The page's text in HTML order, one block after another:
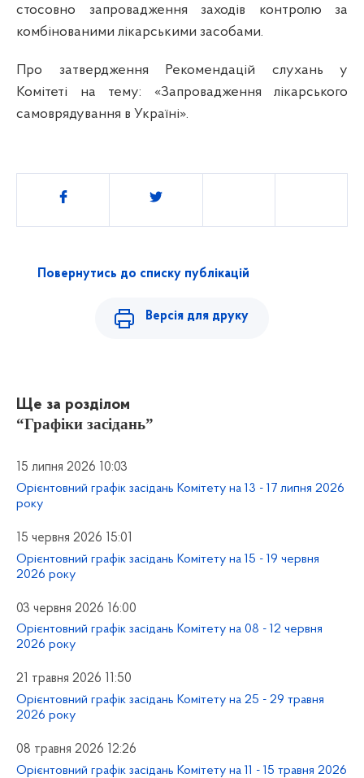
стосовно запровадження заходів контролю за
комбінованими лікарськими засобами.
Про затвердження Рекомендацій слухань у
Комітеті на тему: «Запровадження лікарського
самоврядування в Україні».
Поділитись
Повернутись до списку публікацій
Версія для друку
Ще за розділом
“Графіки засідань”
15 липня 2026 10:03
Орієнтовний графік засідань Комітету на 13 - 17 липня 2026
року
15 червня 2026 15:01
Орієнтовний графік засідань Комітету на 15 - 19 червня
2026 року
03 червня 2026 16:00
Орієнтовний графік засідань Комітету на 08 - 12 червня
2026 року
21 травня 2026 11:50
Орієнтовний графік засідань Комітету на 25 - 29 травня
2026 року
08 травня 2026 12:26
Орієнтовний графік засідань Комітету на 11 - 15 травня 2026